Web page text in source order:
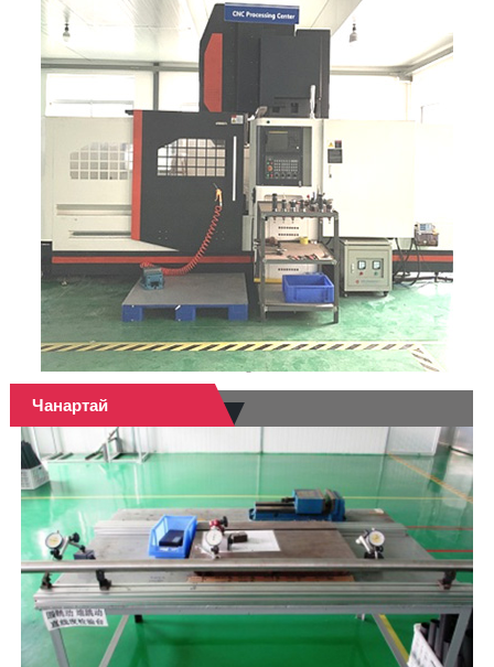
Чанартай